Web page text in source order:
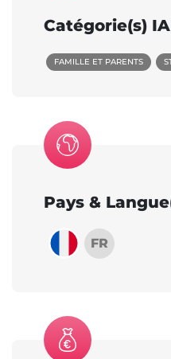
Catégorie(s)
FAMILLE ET PARENTS
Pays &
FR